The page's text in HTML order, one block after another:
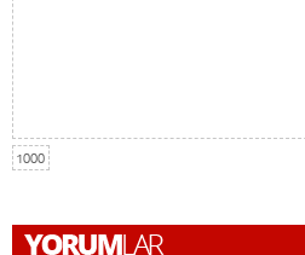
1000